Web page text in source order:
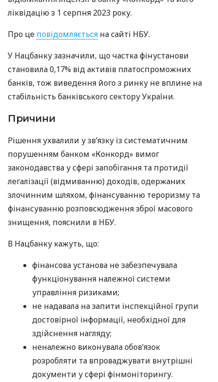
ліквідацію з 1 серпня 2023 року.
Про це повідомляється на сайті НБУ.
У Нацбанку зазначили, що частка фінустанови
становила 0,17% від активів платоспроможних
банків, тож виведення його з ринку не вплине на
стабільність банківського сектору України.
Причини
Рішення ухвалили у зв’язку із систематичним
порушенням банком «Конкорд» вимог
законодавства у сфері запобігання та протидії
легалізації (відмиванню) доходів, одержаних
злочинним шляхом, фінансуванню тероризму та
фінансуванню розповсюдження зброї масового
знищення, пояснили в НБУ.
В Нацбанку кажуть, що:
фінансова установа не забезпечувала
функціонування належної системи
управління ризиками;
не надавала на запити інспекційної групи
достовірної інформації, необхідної для
здійснення нагляду;
неналежно виконувала обов’язок
розробляти та впроваджувати внутрішні
документи у сфері фінмоніторингу.